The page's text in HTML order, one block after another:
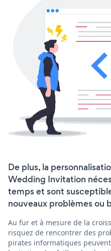
De plus, la
Wedding Invitation
temps et sont
nouveaux problèmes ou
Au fur et à mesure de la
risquez de rencontrer des
pirates informatiques